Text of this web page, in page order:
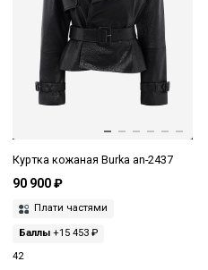
Куртка кожаная Burka an-2437
90 900 ₽
Плати частями
Баллы +15 453 ₽
42